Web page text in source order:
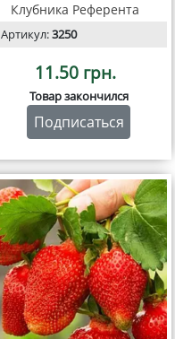
Клубника Референта
Артикул:3250
11.50 грн.
Товар закончился
Подписаться